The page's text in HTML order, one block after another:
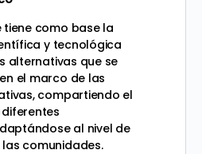
tiene como base la
y tecnológica
alternativas que se
el marco de las
compartiendo el
al nivel de
las comunidades.